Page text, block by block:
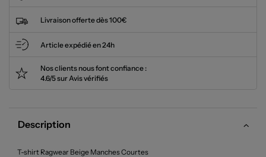
Livraison offerte dès 100€
Article expédié en 24h
Nos clients nous font confiance :
4.6/5 sur Avis vérifiés
Description
T-shirt Ragwear Beige Manches Courtes